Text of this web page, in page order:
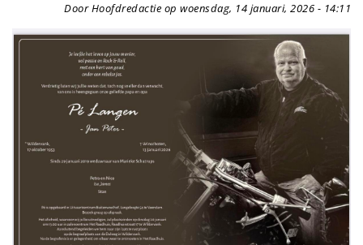
Door Hoofdredactie op woensdag, 14 januari, 2026 - 14:11